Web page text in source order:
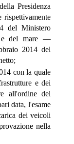
Presidenza
del Ministero
e del mare —
2014 del
con la quale
e dei
all'ordine del
data, l'esame
dei veicoli
nella